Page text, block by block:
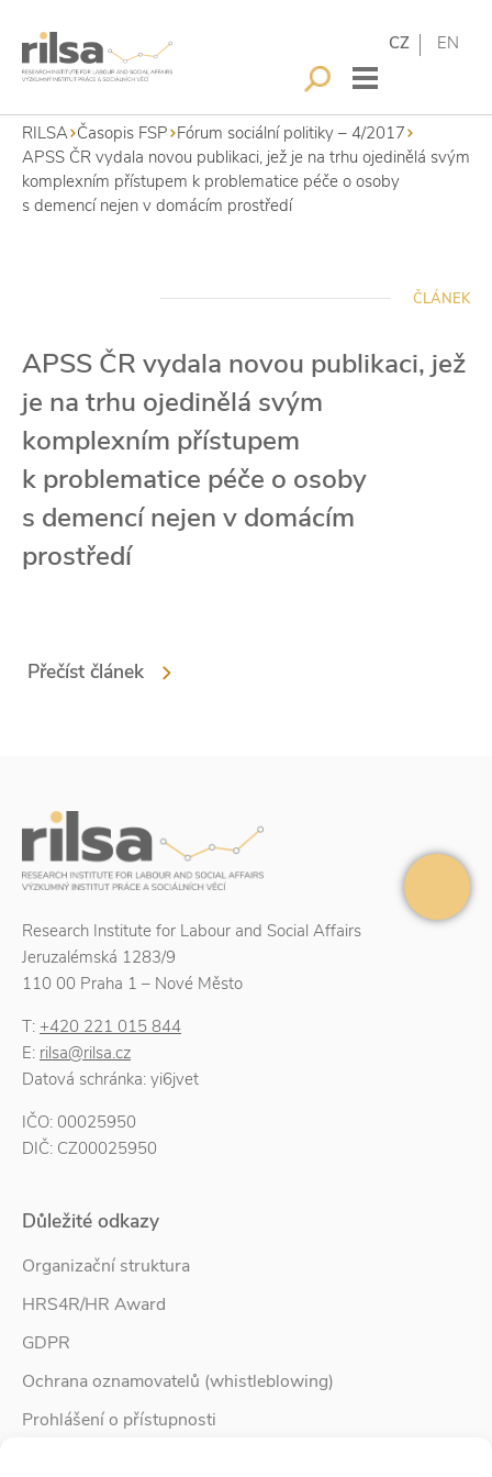
CZ EN
RILSA Časopis FSP Fórum sociální politiky – 4/2017
APSS ČR vydala novou publikaci, jež je na trhu ojedinělá svým
komplexním přístupem k problematice péče o osoby
s demencí nejen v domácím prostředí
ČLÁNEK
APSS ČR vydala novou publikaci, jež
je na trhu ojedinělá svým
komplexním přístupem
k problematice péče o osoby
s demencí nejen v domácím
prostředí
Přečíst článek
Research Institute for Labour and Social Affairs
Jeruzalémská 1283/9
110 00 Praha 1 – Nové Město
T: +420 221 015 844
E: rilsa@rilsa.cz
Datová schránka: yi6jvet
IČO: 00025950
DIČ: CZ00025950
Důležité odkazy
Organizační struktura
HRS4R/HR Award
GDPR
Ochrana oznamovatelů (whistleblowing)
Prohlášení o přístupnosti